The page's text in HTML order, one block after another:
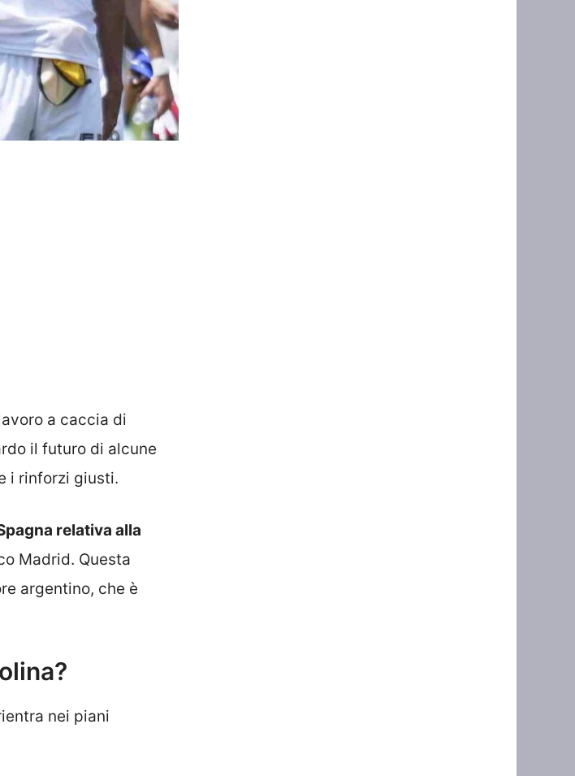
a caccia di
il futuro di alcune
i rinforzi giusti.
relativa alla
Madrid. Questa
argentino, che è
nei piani